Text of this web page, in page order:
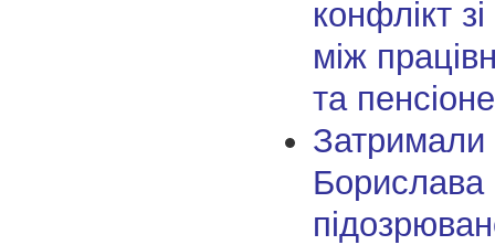
конфлікт
між
та
Борислава